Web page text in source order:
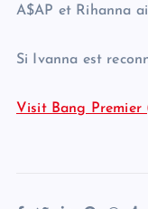
A$AP et Rihanna
Si Ivanna est
Visit Bang Premier